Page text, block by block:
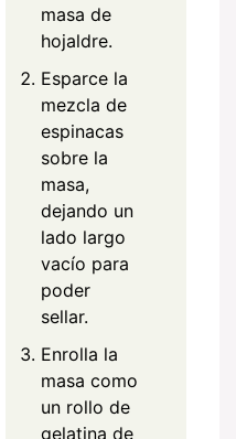
masa de
hojaldre.
Esparce la
mezcla de
espinacas
sobre la
masa,
dejando un
lado largo
vacío para
poder
sellar.
Enrolla la
masa como
un rollo de
gelatina de